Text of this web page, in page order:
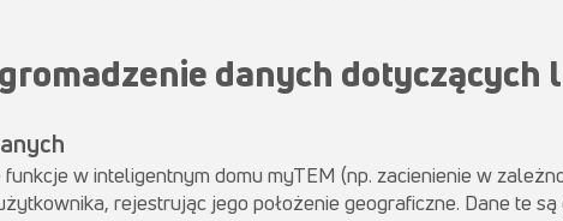
danych dotyczących
w inteligentnym domu myTEM (np. zacienienie w
rejestrując jego położenie geograficzne. Dane te